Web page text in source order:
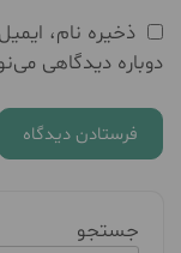
ذخیره نام،
دوباره دیدگاهی
جستجو